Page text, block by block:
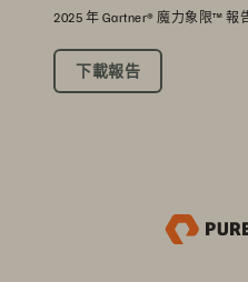
2025 年 Gartner® 魔力象限™ 報
下載報告